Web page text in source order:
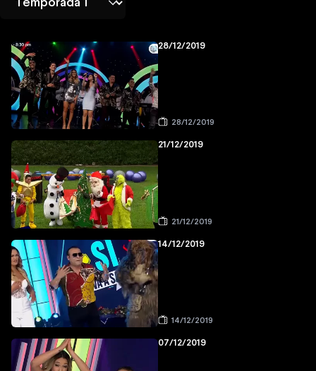
28/12/2019
28/12/2019
21/12/2019
21/12/2019
14/12/2019
14/12/2019
07/12/2019